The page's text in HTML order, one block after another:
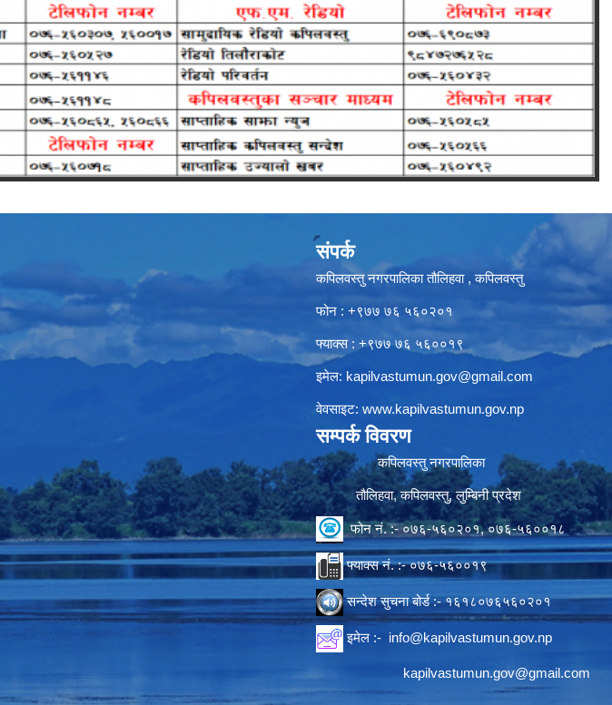
संपर्क
कपिलवस्तु नगरपालिका तौलिहवा , कपिलवस्तु
फोन : +९७७ ७६ ५६०२०१
फ्याक्स : +९७७ ७६ ५६००१९
इमेल: kapilvastumun.gov@gmail.com
वेवसाइट: www.kapilvastumun.gov.np
सम्पर्क विवरण
कपिलवस्तु नगरपालिका
तौलिहवा, कपिलवस्तु, लुम्बिनी प्रदेश
फोन नं. :- ०७६-५६०२०१, ०७६-५६००१८
फ्याक्स नं. :- ०७६-५६००१९
सन्देश सुचना बोर्ड :- १६१८०७६५६०२०१
इमेल :- info@kapilvastumun.gov.np
kapilvastumun.gov@gmail.com